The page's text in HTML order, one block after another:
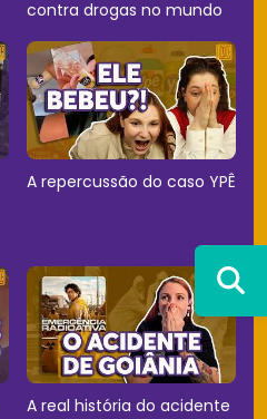
contra drogas no mundo
A repercussão do caso YPÊ
A real história do acidente